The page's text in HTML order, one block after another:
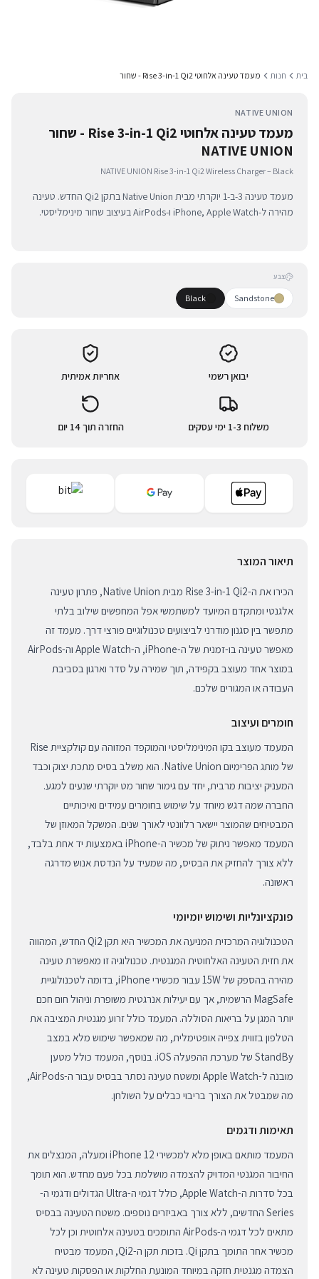
בית חנות מעמד טעינה אלחוטי Rise 3-in-1 Qi2 - שחור
NATIVE UNION
מעמד טעינה אלחוטי Rise 3-in-1 Qi2 - שחור
NATIVE UNION
NATIVE UNION Rise 3-in-1 Qi2 Wireless Charger – Black
מעמד טעינה 3-ב-1 יוקרתי מבית Native Union בתקן Qi2 החדש. טעינה
מהירה ל-iPhone, Apple Watch ו-AirPods בעיצוב שחור מינימליסטי.
צבע
Sandstone
Black
יבואן רשמי אחריות אמיתית
משלוח 1-3 ימי עסקים החזרה תוך 14 יום
תיאור המוצר
הכירו את ה-Rise 3-in-1 Qi2 מבית Native Union, פתרון טעינה
אלגנטי ומתקדם המיועד למשתמשי אפל המחפשים שילוב בלתי
מתפשר בין סגנון מודרני לביצועים טכנולוגיים פורצי דרך. מעמד זה
מאפשר טעינה בו-זמנית של ה-iPhone, ה-Apple Watch וה-AirPods
במוצר אחד מעוצב בקפידה, תוך שמירה על סדר וארגון בסביבת
העבודה או המגורים שלכם.
חומרים ועיצוב
המעמד מעוצב בקו המינימליסטי והמוקפד המזוהה עם קולקציית Rise
של מותג הפרימיום Native Union. הוא משלב בסיס מתכת יצוק וכבד
המעניק יציבות מרבית, יחד עם גימור שחור מט יוקרתי שנעים למגע.
החברה שמה דגש מיוחד על שימוש בחומרים עמידים ואיכותיים
המבטיחים שהמוצר יישאר רלוונטי לאורך שנים. המשקל המאוזן של
המעמד מאפשר ניתוק של מכשיר ה-iPhone באמצעות יד אחת בלבד,
ללא צורך להחזיק את הבסיס, מה שמעיד על הנדסת אנוש מדרגה
ראשונה.
פונקציונליות ושימוש יומיומי
הטכנולוגיה המרכזית המניעה את המכשיר היא תקן Qi2 החדש, המהווה
את חזית הטעינה האלחוטית המגנטית. טכנולוגיה זו מאפשרת טעינה
מהירה בהספק של 15W עבור מכשירי iPhone, בדומה לטכנולוגיית
MagSafe הרשמית, אך עם יעילות אנרגטית משופרת וניהול חום חכם
יותר המגן על בריאות הסוללה. המעמד כולל זרוע מגנטית המציבה את
הטלפון בזווית צפייה אופטימלית, מה שמאפשר שימוש מלא במצב
StandBy של מערכת ההפעלה iOS. בנוסף, המעמד כולל מטען
מובנה ל-Apple Watch ומשטח טעינה נסתר בבסיס עבור ה-AirPods,
מה שמבטל את הצורך בריבוי כבלים על השולחן.
תאימות ודגמים
המעמד מותאם באופן מלא למכשירי iPhone 12 ומעלה, המנצלים את
החיבור המגנטי המדויק להצמדה מושלמת בכל פעם מחדש. הוא תומך
בכל סדרות ה-Apple Watch, כולל דגמי ה-Ultra הגדולים ודגמי ה-
Series החדשים, ללא צורך באביזרים נוספים. משטח הטעינה בבסיס
מתאים לכל דגמי ה-AirPods התומכים בטעינה אלחוטית וכן לכל
מכשיר אחר התומך בתקן Qi. בזכות תקן ה-Qi2, המעמד מבטיח
הצמדה מגנטית חזקה במיוחד המונעת החלקות או הפסקות טעינה לא